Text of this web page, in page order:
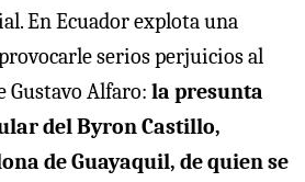
En Ecuador explota una
serios perjuicios al
Gustavo Alfaro: la presunta
del Byron Castillo,
de Guayaquil, de quien se